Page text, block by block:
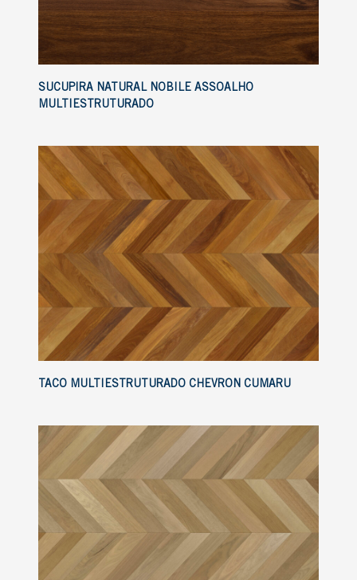
SUCUPIRA NATURAL NOBILE ASSOALHO
MULTIESTRUTURADO
TACO MULTIESTRUTURADO CHEVRON CUMARU